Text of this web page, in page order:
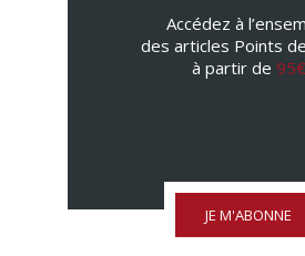
Accédez à
des articles Points
à partir de 95€
JE M'ABONNE